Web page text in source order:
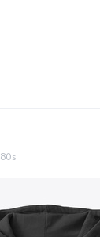
80s